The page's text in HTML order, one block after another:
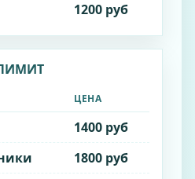
1200 руб
ЦЕНА
1400 руб
1800 руб